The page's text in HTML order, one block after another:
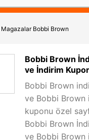
Magazalar Bobbi Brown
Bobbi Brown
ve İndirim
Bobbi Brown
ve Bobbi Brown
kuponu özel
Bobbi Brown
ve Bobbi Brown